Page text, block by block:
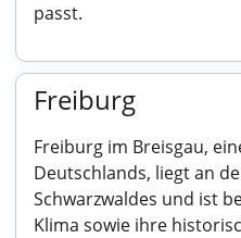
passt.
Freiburg
Freiburg im Breisgau,
Deutschlands, liegt an
Schwarzwaldes und ist
Klima sowie ihre